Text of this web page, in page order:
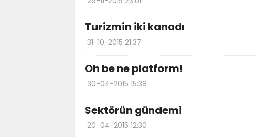
Turizmin iki kanadı
31-10-2015 21:37
Oh be ne platform!
30-04-2015 15:38
Sektörün gündemi
20-04-2015 12:30